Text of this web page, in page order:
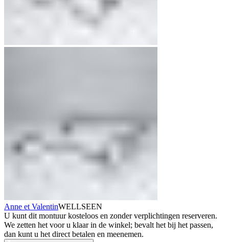
Anne et ValentinWELLSEEN
U kunt dit montuur kosteloos en zonder verplichtingen reserveren.
We zetten het voor u klaar in de winkel; bevalt het bij het passen,
dan kunt u het direct betalen en meenemen.